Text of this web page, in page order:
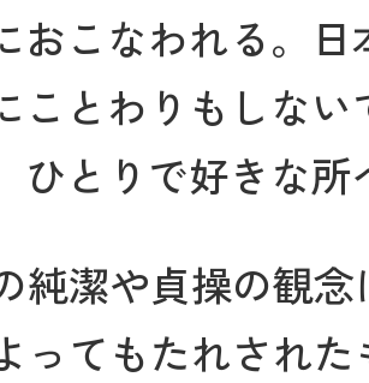
おこなわれる。
ことわりもしな
ひとりで好きな
純潔や貞操の観念
ってもたれされ